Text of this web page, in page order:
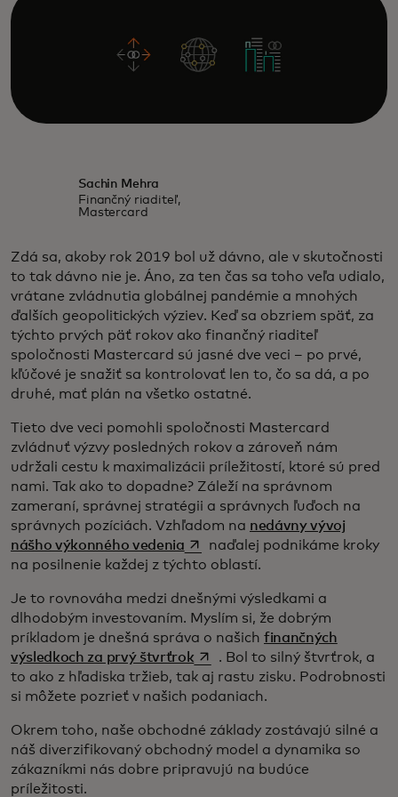
Sachin Mehra
Finančný riaditeľ,
Mastercard
Zdá sa, akoby rok 2019 bol už dávno, ale v skutočnosti
to tak dávno nie je. Áno, za ten čas sa toho veľa udialo,
vrátane zvládnutia globálnej pandémie a mnohých
ďalších geopolitických výziev. Keď sa obzriem späť, za
týchto prvých päť rokov ako finančný riaditeľ
spoločnosti Mastercard sú jasné dve veci – po prvé,
kľúčové je snažiť sa kontrolovať len to, čo sa dá, a po
druhé, mať plán na všetko ostatné.
Tieto dve veci pomohli spoločnosti Mastercard
zvládnuť výzvy posledných rokov a zároveň nám
udržali cestu k maximalizácii príležitostí, ktoré sú pred
nami. Tak ako to dopadne? Záleží na správnom
zameraní, správnej stratégii a správnych ľuďoch na
správnych pozíciách. Vzhľadom na nedávny vývoj
nášho výkonného vedeniaopens in a new tab
naďalej podnikáme kroky
na posilnenie každej z týchto oblastí.
Je to rovnováha medzi dnešnými výsledkami a
dlhodobým investovaním. Myslím si, že dobrým
príkladom je dnešná správa o našich finančných
výsledkoch za prvý štvrťrokopens in a new tab
. Bol to silný štvrťrok, a
to ako z hľadiska tržieb, tak aj rastu zisku. Podrobnosti
si môžete pozrieť v našich podaniach.
Okrem toho, naše obchodné základy zostávajú silné a
náš diverzifikovaný obchodný model a dynamika so
zákazníkmi nás dobre pripravujú na budúce
príležitosti.